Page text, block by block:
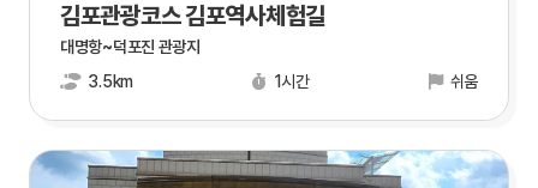
김포관광코스 김포역사체험길
대명항~덕포진 관광지
3.5km
1시간 쉬움